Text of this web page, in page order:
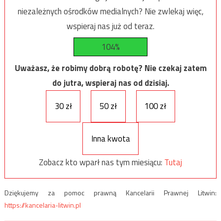
niezależnych ośrodków medialnych? Nie zwlekaj więc,
wspieraj nas już od teraz.
104%
Uważasz, że robimy dobrą robotę? Nie czekaj zatem
do jutra, wspieraj nas od dzisiaj.
30 zł
50 zł 100 zł
Inna kwota
Zobacz kto wparł nas tym miesiącu: Tutaj
Dziękujemy za pomoc prawną Kancelarii Prawnej Litwin:
https://kancelaria-litwin.pl